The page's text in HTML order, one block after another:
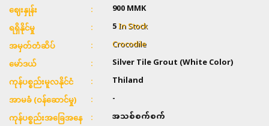
ဈေးနှုန်း 900MMK
ရရှိနိုင်မှု 5In Stock
အမှတ်တံဆိပ် Crocodile
မော်ဒယ် Silver Tile Grout (White Color)
ကုန်ပစ္စည်းမူလနိုင်ငံ Thiland
အာမခံ (ဝန်ဆောင်မှု) -
ကုန်ပစ္စည်းအခြေအနေ အသစ်စက်စက်